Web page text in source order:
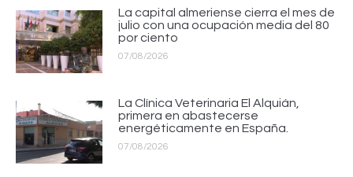
La capital almeriense cierra el mes de
julio con una ocupación media del 80
por ciento
07/08/2026
La Clínica Veterinaria El Alquián,
primera en abastecerse
energéticamente en España.
07/08/2026